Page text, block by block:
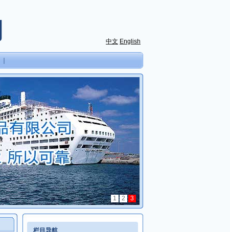
中文 English
1 2 3
栏目导航